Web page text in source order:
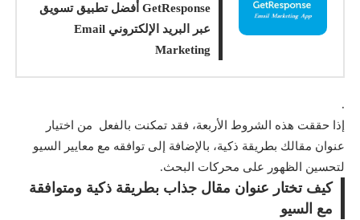
GetResponse أفضل تطبيق تسويق
عبر البريد الإلكتروني Email
Marketing
.
إذا حققت هذه الشروط الأربعة، فقد تمكنت بالفعل من اختيار
عنوان مقالك بطريقة ذكية، بالإضافة إلى توافقه مع معايير السيو
لتحسين الظهور على محركات البحث.
كيف تختار عنوان مقال جذاب بطريقة ذكية ومتوافقة
مع السيو